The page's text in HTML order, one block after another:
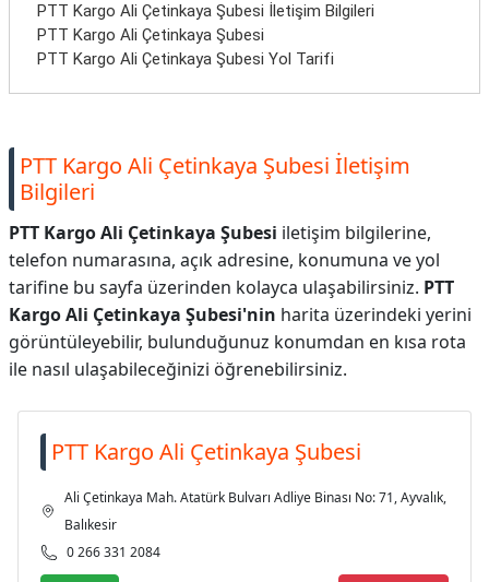
PTT Kargo Ali Çetinkaya Şubesi İletişim Bilgileri
PTT Kargo Ali Çetinkaya Şubesi
PTT Kargo Ali Çetinkaya Şubesi Yol Tarifi
PTT Kargo Ali Çetinkaya Şubesi İletişim
Bilgileri
PTT Kargo Ali Çetinkaya Şubesi iletişim bilgilerine,
telefon numarasına, açık adresine, konumuna ve yol
tarifine bu sayfa üzerinden kolayca ulaşabilirsiniz. PTT
Kargo Ali Çetinkaya Şubesi'nin harita üzerindeki yerini
görüntüleyebilir, bulunduğunuz konumdan en kısa rota
ile nasıl ulaşabileceğinizi öğrenebilirsiniz.
PTT Kargo Ali Çetinkaya Şubesi
Ali Çetinkaya Mah. Atatürk Bulvarı Adliye Binası No: 71, Ayvalık,
Balıkesir
0 266 331 2084